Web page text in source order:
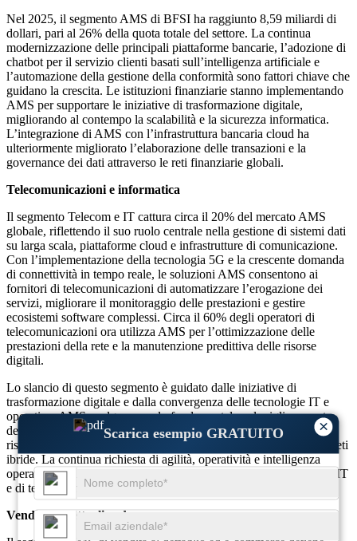
×
Scarica esempio GRATUITO
Nel 2025, il segmento AMS di BFSI ha raggiunto 8,59 miliardi di
dollari, pari al 26% della quota totale del settore. La continua
modernizzazione delle principali piattaforme bancarie, l’adozione di
chatbot per il servizio clienti basati sull’intelligenza artificiale e
l’automazione della gestione della conformità sono fattori chiave che
guidano la crescita. Le istituzioni finanziarie stanno implementando
AMS per supportare le iniziative di trasformazione digitale,
migliorando al contempo la scalabilità e la sicurezza informatica.
L’integrazione di AMS con l’infrastruttura bancaria cloud ha
ulteriormente migliorato l’elaborazione delle transazioni e la
governance dei dati attraverso le reti finanziarie globali.
Telecomunicazioni e informatica
Il segmento Telecom e IT cattura circa il 20% del mercato AMS
globale, riflettendo il suo ruolo centrale nella gestione di sistemi dati
su larga scala, piattaforme cloud e infrastrutture di comunicazione.
Con l’implementazione della tecnologia 5G e la crescente domanda
di connettività in tempo reale, le soluzioni AMS consentono ai
fornitori di telecomunicazioni di automatizzare l’erogazione dei
servizi, migliorare il monitoraggio delle prestazioni e gestire
ecosistemi software complessi. Circa il 60% degli operatori di
telecomunicazioni ora utilizza AMS per l’ottimizzazione delle
prestazioni della rete e la manutenzione predittiva delle risorse
digitali.
Lo slancio di questo segmento è guidato dalle iniziative di
trasformazione digitale e dalla convergenza delle tecnologie IT e
operative. AMS svolge un ruolo fondamentale nel miglioramento
dell'affidabilità del servizio, nell'ottimizzazione dell'utilizzo delle
risorse cloud e nella gestione delle applicazioni basate sui dati su reti
ibride. La continua richiesta di agilità, operatività e intelligenza
operativa garantisce investimenti sostenuti in AMS per le imprese IT
e di telecomunicazioni a livello globale.
Vendita al dettaglio ed e-commerce